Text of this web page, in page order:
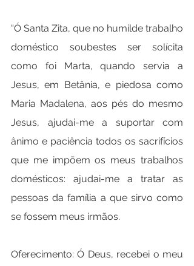
“Ó Santa Zita, que no humilde trabalho
doméstico soubestes ser solícita
como foi Marta, quando servia a
Jesus, em Betânia, e piedosa como
Maria Madalena, aos pés do mesmo
Jesus, ajudai-me a suportar com
ânimo e paciência todos os sacrifícios
que me impõem os meus trabalhos
domésticos: ajudai-me a tratar as
pessoas da família a que sirvo como
se fossem meus irmãos.
Oferecimento: Ó Deus, recebei o meu